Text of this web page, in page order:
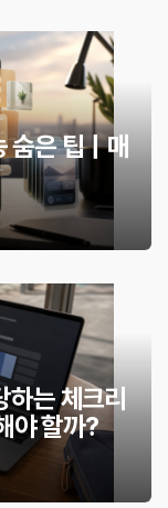
은 팁｜매
하는 체크리
야 할까?